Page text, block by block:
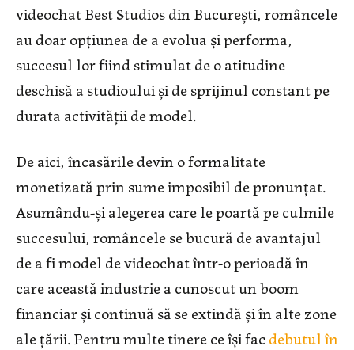
videochat Best Studios din București, româncele
au doar opțiunea de a evolua și performa,
succesul lor fiind stimulat de o atitudine
deschisă a studioului și de sprijinul constant pe
durata activității de model.
De aici, încasările devin o formalitate
monetizată prin sume imposibil de pronunțat.
Asumându-și alegerea care le poartă pe culmile
succesului, româncele se bucură de avantajul
de a fi model de videochat într-o perioadă în
care această industrie a cunoscut un boom
financiar și continuă să se extindă și în alte zone
ale țării. Pentru multe tinere ce își fac debutul în